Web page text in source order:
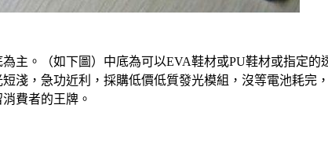
主。（如下圖）中底為可以EVA鞋材或PU鞋材或指定
淺，急功近利，採購低價低質發光模組，沒等電池耗
費者的王牌。